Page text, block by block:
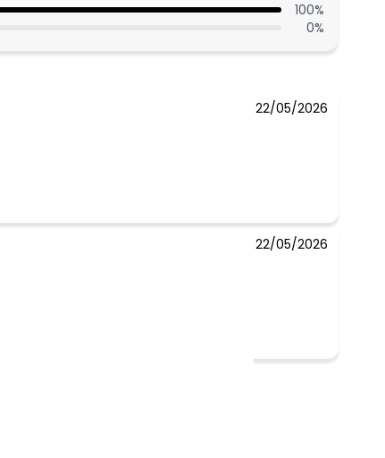
100%
0%
22/05/2026
22/05/2026